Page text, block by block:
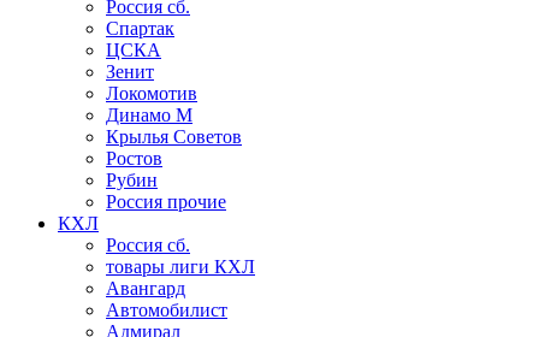
Россия сб.
Спартак
ЦСКА
Зенит
Локомотив
Динамо М
Крылья Советов
Ростов
Рубин
Россия прочие
КХЛ
Россия сб.
товары лиги КХЛ
Авангард
Автомобилист
Адмирал